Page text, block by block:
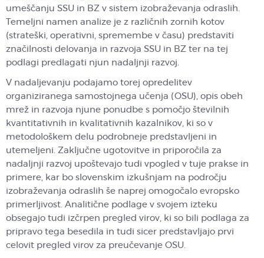
umeščanju SSU in BZ v sistem izobraževanja odraslih.
Temeljni namen analize je z različnih zornih kotov
(strateški, operativni, spremembe v času) predstaviti
značilnosti delovanja in razvoja SSU in BZ ter na tej
podlagi predlagati njun nadaljnji razvoj.
V nadaljevanju podajamo torej opredelitev
organiziranega samostojnega učenja (OSU), opis obeh
mrež in razvoja njune ponudbe s pomočjo številnih
kvantitativnih in kvalitativnih kazalnikov, ki so v
metodološkem delu podrobneje predstavljeni in
utemeljeni. Zaključne ugotovitve in priporočila za
nadaljnji razvoj upoštevajo tudi vpogled v tuje prakse in
primere, kar bo slovenskim izkušnjam na področju
izobraževanja odraslih še naprej omogočalo evropsko
primerljivost. Analitične podlage v svojem izteku
obsegajo tudi izčrpen pregled virov, ki so bili podlaga za
pripravo tega besedila in tudi sicer predstavljajo prvi
celovit pregled virov za preučevanje OSU.